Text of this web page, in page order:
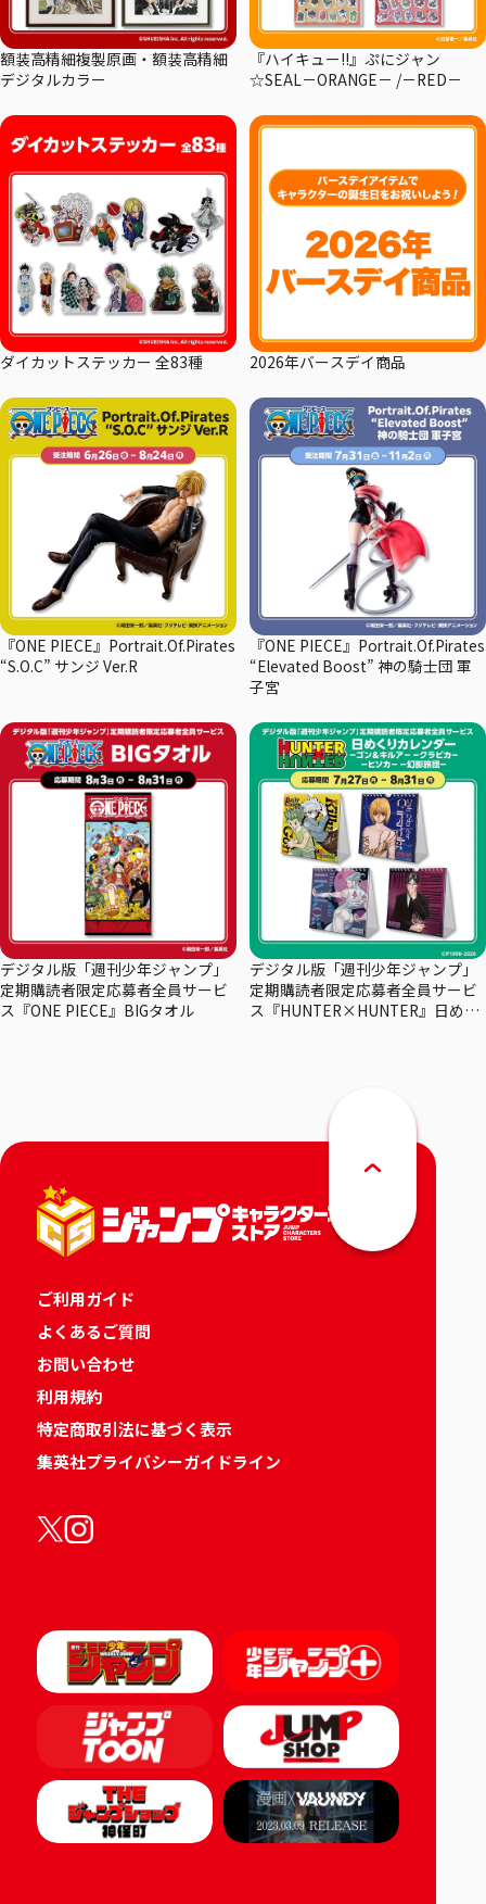
額装高精細複製原画・額装高精細
デジタルカラー
『ハイキュー!!』ぷにジャン
☆SEAL－ORANGE－ /－RED－
ダイカットステッカー 全83種 2026年バースデイ商品
『ONE PIECE』Portrait.Of.Pirates
“S.O.C” サンジ Ver.R
『ONE PIECE』Portrait.Of.Pirates
“Elevated Boost” 神の騎士団 軍
子宮
デジタル版「週刊少年ジャンプ」
定期購読者限定応募者全員サービ
ス『ONE PIECE』BIGタオル
デジタル版「週刊少年ジャンプ」
定期購読者限定応募者全員サービ
ス『HUNTER×HUNTER』日めく
ご利用ガイド
よくあるご質問
お問い合わせ
利用規約
特定商取引法に基づく表示
集英社プライバシーガイドライン